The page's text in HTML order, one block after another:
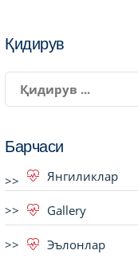
Қидирув
Барчаси
Янгиликлар
Gallery
Эълонлар